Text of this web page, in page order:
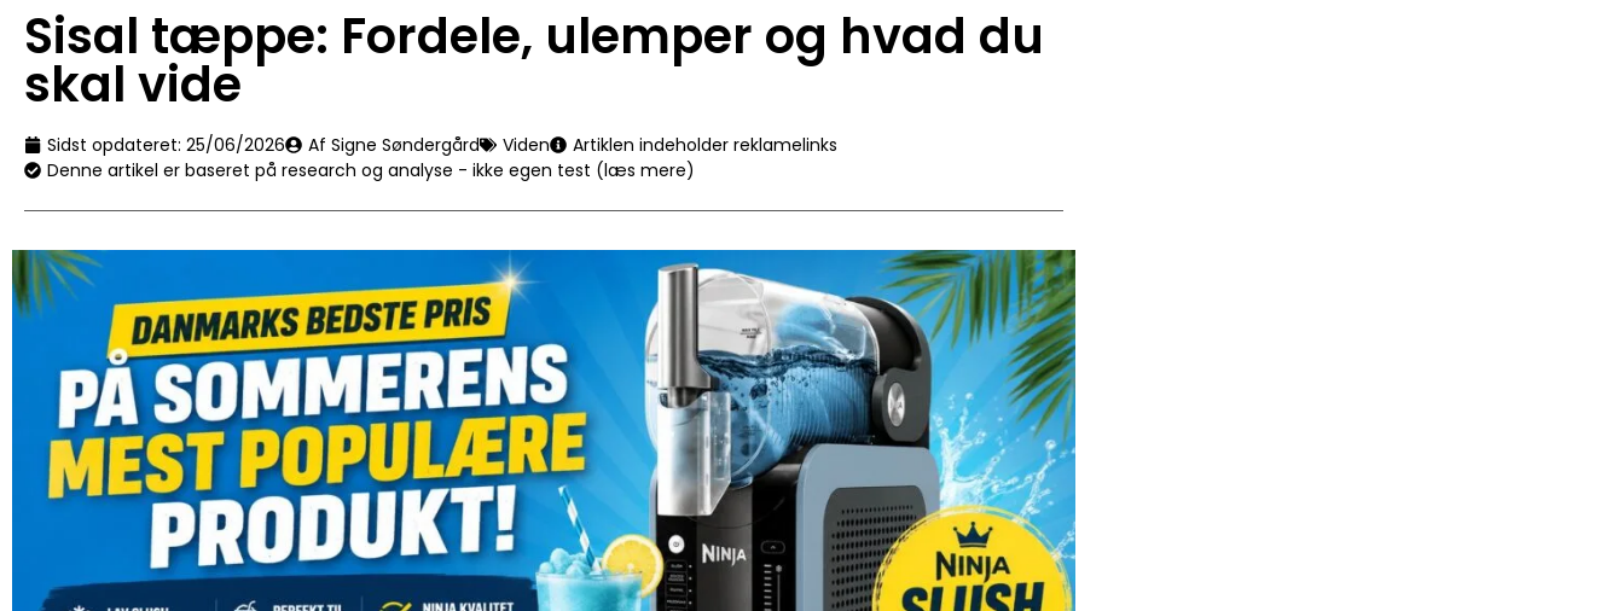
Sisal tæppe: Fordele, ulemper og hvad du
skal vide
Sidst opdateret: 25/06/2026 Af Signe Søndergård Viden
Artiklen indeholder reklamelinks
Denne artikel er baseret på research og analyse - ikke egen test (læs mere)